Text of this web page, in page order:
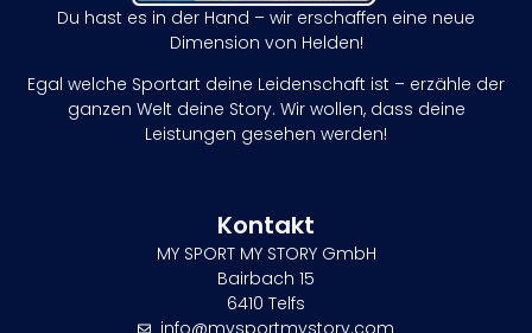
Du hast es in der Hand – wir erschaffen eine neue
Dimension von Helden!
Egal welche Sportart deine Leidenschaft ist – erzähle der
ganzen Welt deine Story. Wir wollen, dass deine
Leistungen gesehen werden!
Kontakt
MY SPORT MY STORY GmbH
Bairbach 15
6410 Telfs